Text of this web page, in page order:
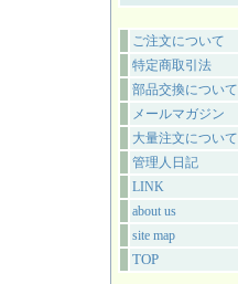
ご注文について
特定商取引法
部品交換について
メールマガジン
大量注文について
管理人日記
LINK
about us
site map
TOP